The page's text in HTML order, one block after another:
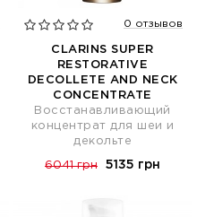
0 отзывов
CLARINS SUPER
RESTORATIVE
DECOLLETE AND NECK
CONCENTRATE
Восстанавливающий
концентрат для шеи и
декольте
6041 грн 5135 грн